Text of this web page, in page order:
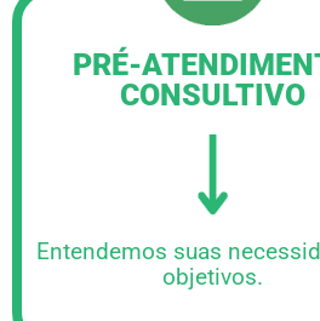
PRÉ-
CONSULTIVO
Entendemos suas
objetivos.